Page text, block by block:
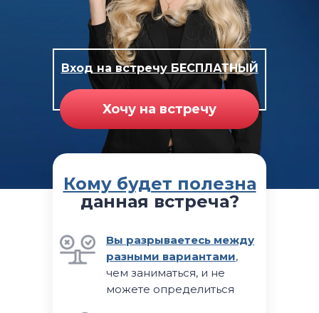
Хочу на встречу
Вход на встречу БЕСПЛАТНЫЙ
Кому будет полезна
данная встреча?
Вы разрываетесь между
разными вариантами,
чем заниматься, и не
можете определиться